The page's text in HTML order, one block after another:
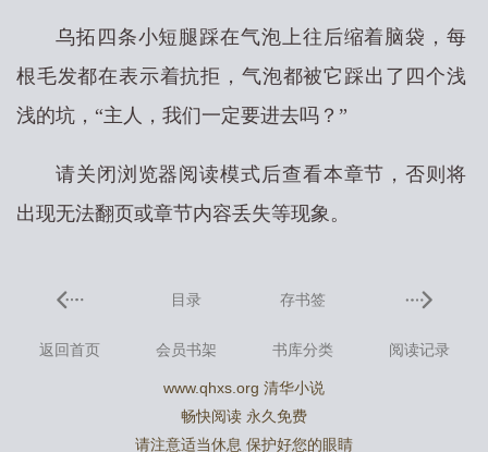
乌拓四条小短腿踩在气泡上往后缩着脑袋，每
根毛发都在表示着抗拒，气泡都被它踩出了四个浅
浅的坑，“主人，我们一定要进去吗？”
请关闭浏览器阅读模式后查看本章节，否则将
出现无法翻页或章节内容丢失等现象。
目录 存书签
返回首页 会员书架 书库分类 阅读记录
www.qhxs.org 清华小说
畅快阅读 永久免费
请注意适当休息 保护好您的眼睛